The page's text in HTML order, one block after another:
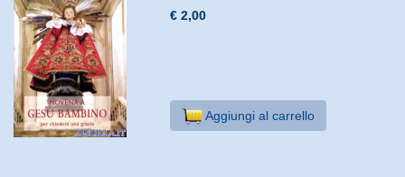
€ 2,00
Aggiungi al carrello